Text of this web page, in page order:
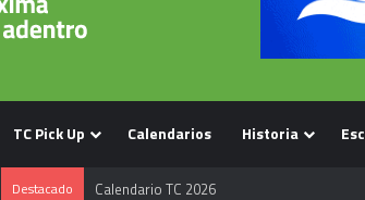
TC Pick Up Calendarios Historia
Destacado Calendario TC 2026